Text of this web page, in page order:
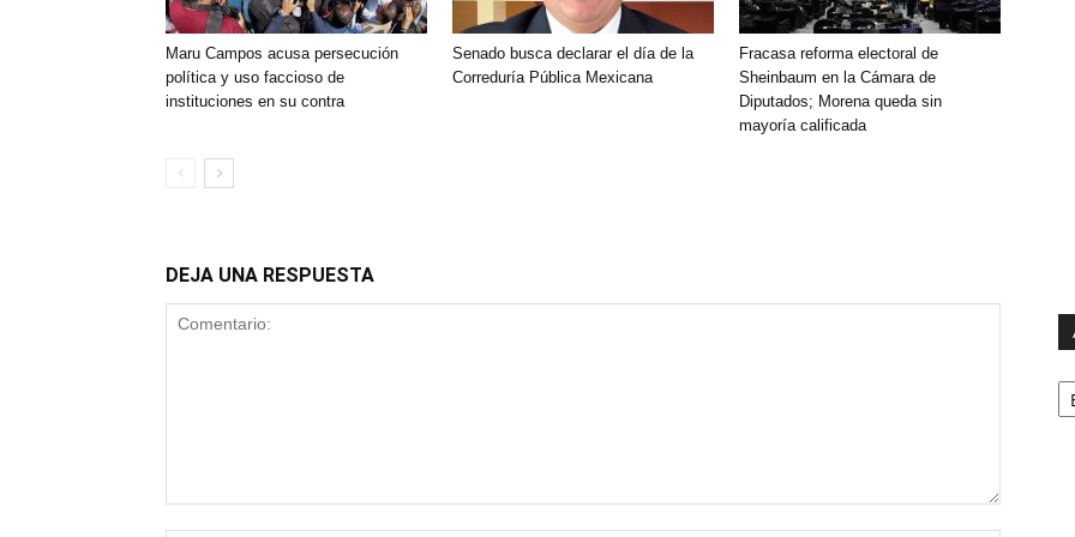
Maru Campos acusa persecución
política y uso faccioso de
instituciones en su contra
Senado busca declarar el día de la
Correduría Pública Mexicana
Fracasa reforma electoral de
Sheinbaum en la Cámara de
Diputados; Morena queda sin
mayoría calificada
DEJA UNA RESPUESTA